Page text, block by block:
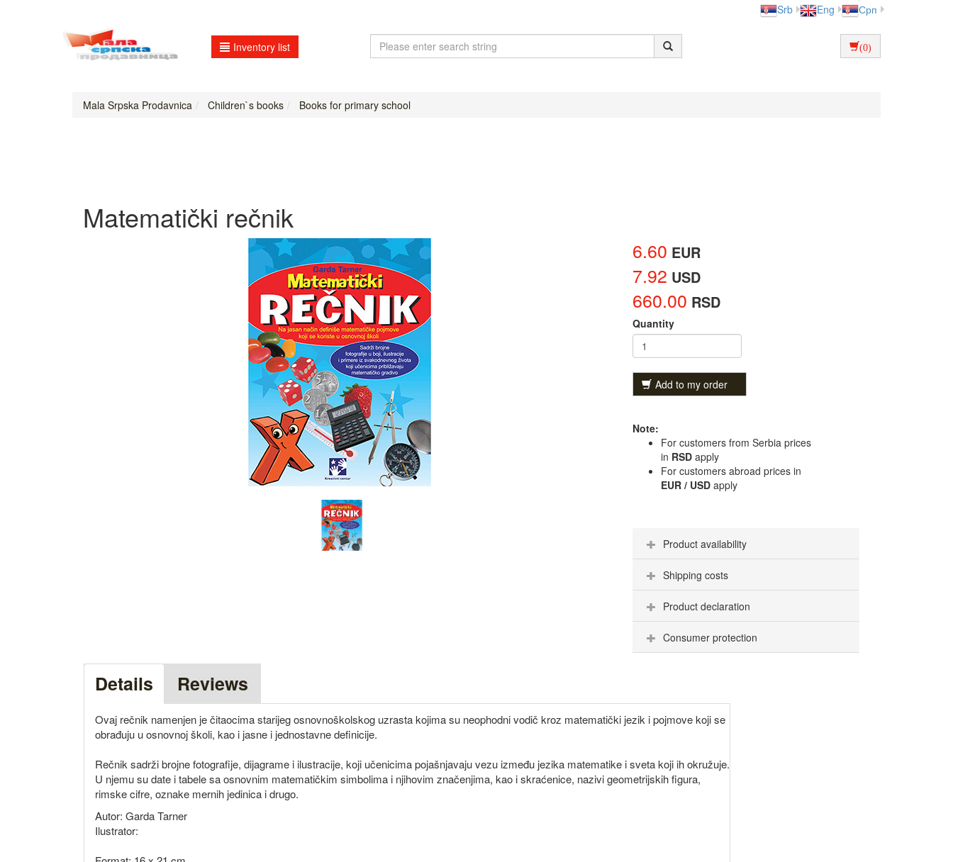
Srb Eng Срп
Inventory list (0)
Mala Srpska Prodavnica Children`s books Books for primary school
Matematički rečnik
6.60 EUR
7.92 USD
660.00 RSD
Quantity
Add to my order
Note:
For customers from Serbia prices
in RSD apply
For customers abroad prices in
EUR / USD apply
Product availability
Shipping costs
Product declaration
Consumer protection
Details Reviews
Ovaj rečnik namenjen je čitaocima starijeg osnovnoškolskog uzrasta kojima su neophodni vodič kroz matematički jezik i pojmove koji se
obrađuju u osnovnoj školi, kao i jasne i jednostavne definicije.
Rečnik sadrži brojne fotografije, dijagrame i ilustracije, koji učenicima pojašnjavaju vezu između jezika matematike i sveta koji ih okružuje.
U njemu su date i tabele sa osnovnim matematičkim simbolima i njihovim značenjima, kao i skraćenice, nazivi geometrijskih figura,
rimske cifre, oznake mernih jedinica i drugo.
Autor: Garda Tarner
Ilustrator: